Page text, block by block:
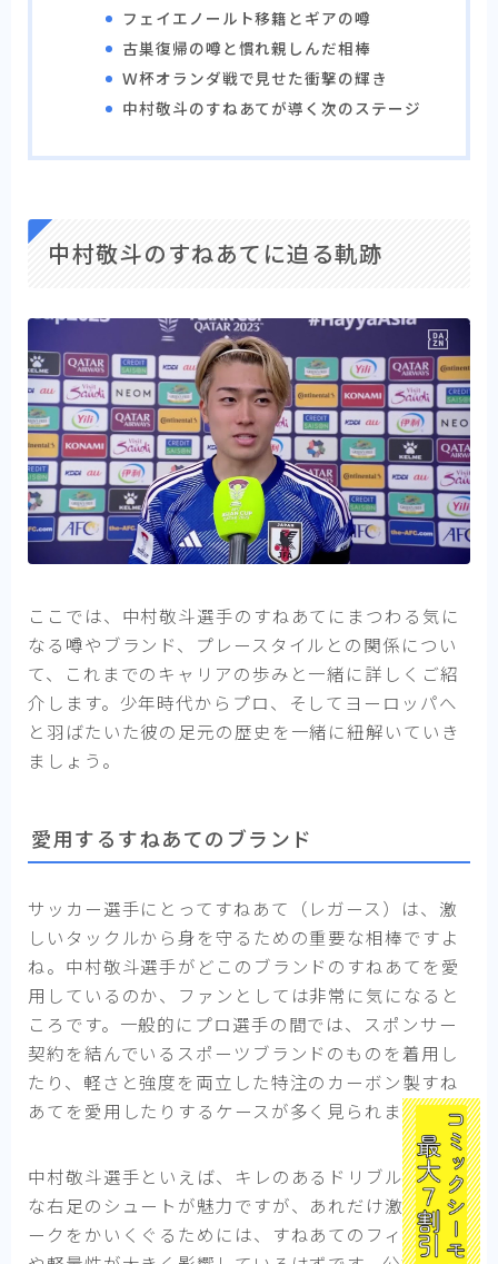
フェイエノールト移籍とギアの噂
古巣復帰の噂と慣れ親しんだ相棒
Ｗ杯オランダ戦で見せた衝撃の輝き
中村敬斗のすねあてが導く次のステージ
中村敬斗のすねあてに迫る軌跡
ここでは、中村敬斗選手のすねあてにまつわる気に
なる噂やブランド、プレースタイルとの関係につい
て、これまでのキャリアの歩みと一緒に詳しくご紹
介します。少年時代からプロ、そしてヨーロッパへ
と羽ばたいた彼の足元の歴史を一緒に紐解いていき
ましょう。
愛用するすねあてのブランド
サッカー選手にとってすねあて（レガース）は、激
しいタックルから身を守るための重要な相棒ですよ
ね。中村敬斗選手がどこのブランドのすねあてを愛
用しているのか、ファンとしては非常に気になると
ころです。一般的にプロ選手の間では、スポンサー
契約を結んでいるスポーツブランドのものを着用し
たり、軽さと強度を両立した特注のカーボン製すね
あてを愛用したりするケースが多く見られます。
中村敬斗選手といえば、キレのあるドリブルと強烈
な右足のシュートが魅力ですが、あれだけ激しいマ
ークをかいくぐるためには、すねあてのフィット感